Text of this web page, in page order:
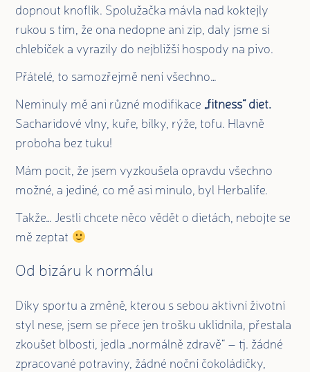
dopnout knoflík. Spolužačka mávla nad koktejly
rukou s tím, že ona nedopne ani zip, daly jsme si
chlebíček a vyrazily do nejbližší hospody na pivo.
Přátelé, to samozřejmě není všechno…
Neminuly mě ani různé modifikace „fitness“ diet.
Sacharidové vlny, kuře, bílky, rýže, tofu. Hlavně
proboha bez tuku!
Mám pocit, že jsem vyzkoušela opravdu všechno
možné, a jediné, co mě asi minulo, byl Herbalife.
Takže… Jestli chcete něco vědět o dietách, nebojte se
mě zeptat
Od bizáru k normálu
Díky sportu a změně, kterou s sebou aktivní životní
styl nese, jsem se přece jen trošku uklidnila, přestala
zkoušet blbosti, jedla „normálně zdravě“ – tj. žádné
zpracované potraviny, žádné noční čokoládičky,